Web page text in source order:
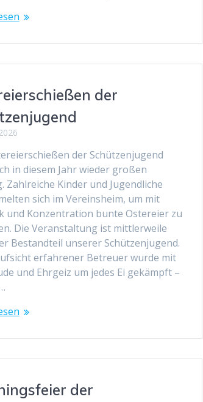
der
der Schützenjugend
in diesem Jahr wieder großen
Zahlreiche Kinder und Jugendliche
sich im Vereinsheim, um mit
und Konzentration bunte Ostereier zu
Die Veranstaltung ist mittlerweile
Bestandteil unserer Schützenjugend.
erfahrener Betreuer wurde mit
und Ehrgeiz um jedes Ei gekämpft –
der